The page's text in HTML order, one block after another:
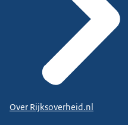
Over Rijksoverheid.nl